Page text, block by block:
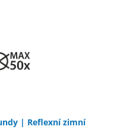
| Reflexní zimní